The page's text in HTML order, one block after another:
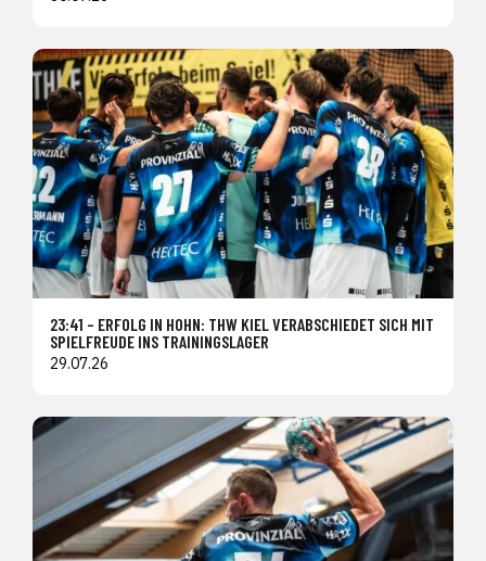
23:41 – ERFOLG IN HOHN: THW KIEL VERABSCHIEDET SICH MIT
SPIELFREUDE INS TRAININGSLAGER
29.07.26